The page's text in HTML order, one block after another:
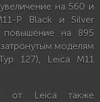
на 560 и
P Black и Silver
повышение на 895
моделям
127), Leica M11
от Leica также